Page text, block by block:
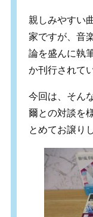
親しみやすい
家ですが、音
論を盛んに執
か刊行されて
今回は、そん
爾との対談を
とめてお譲り